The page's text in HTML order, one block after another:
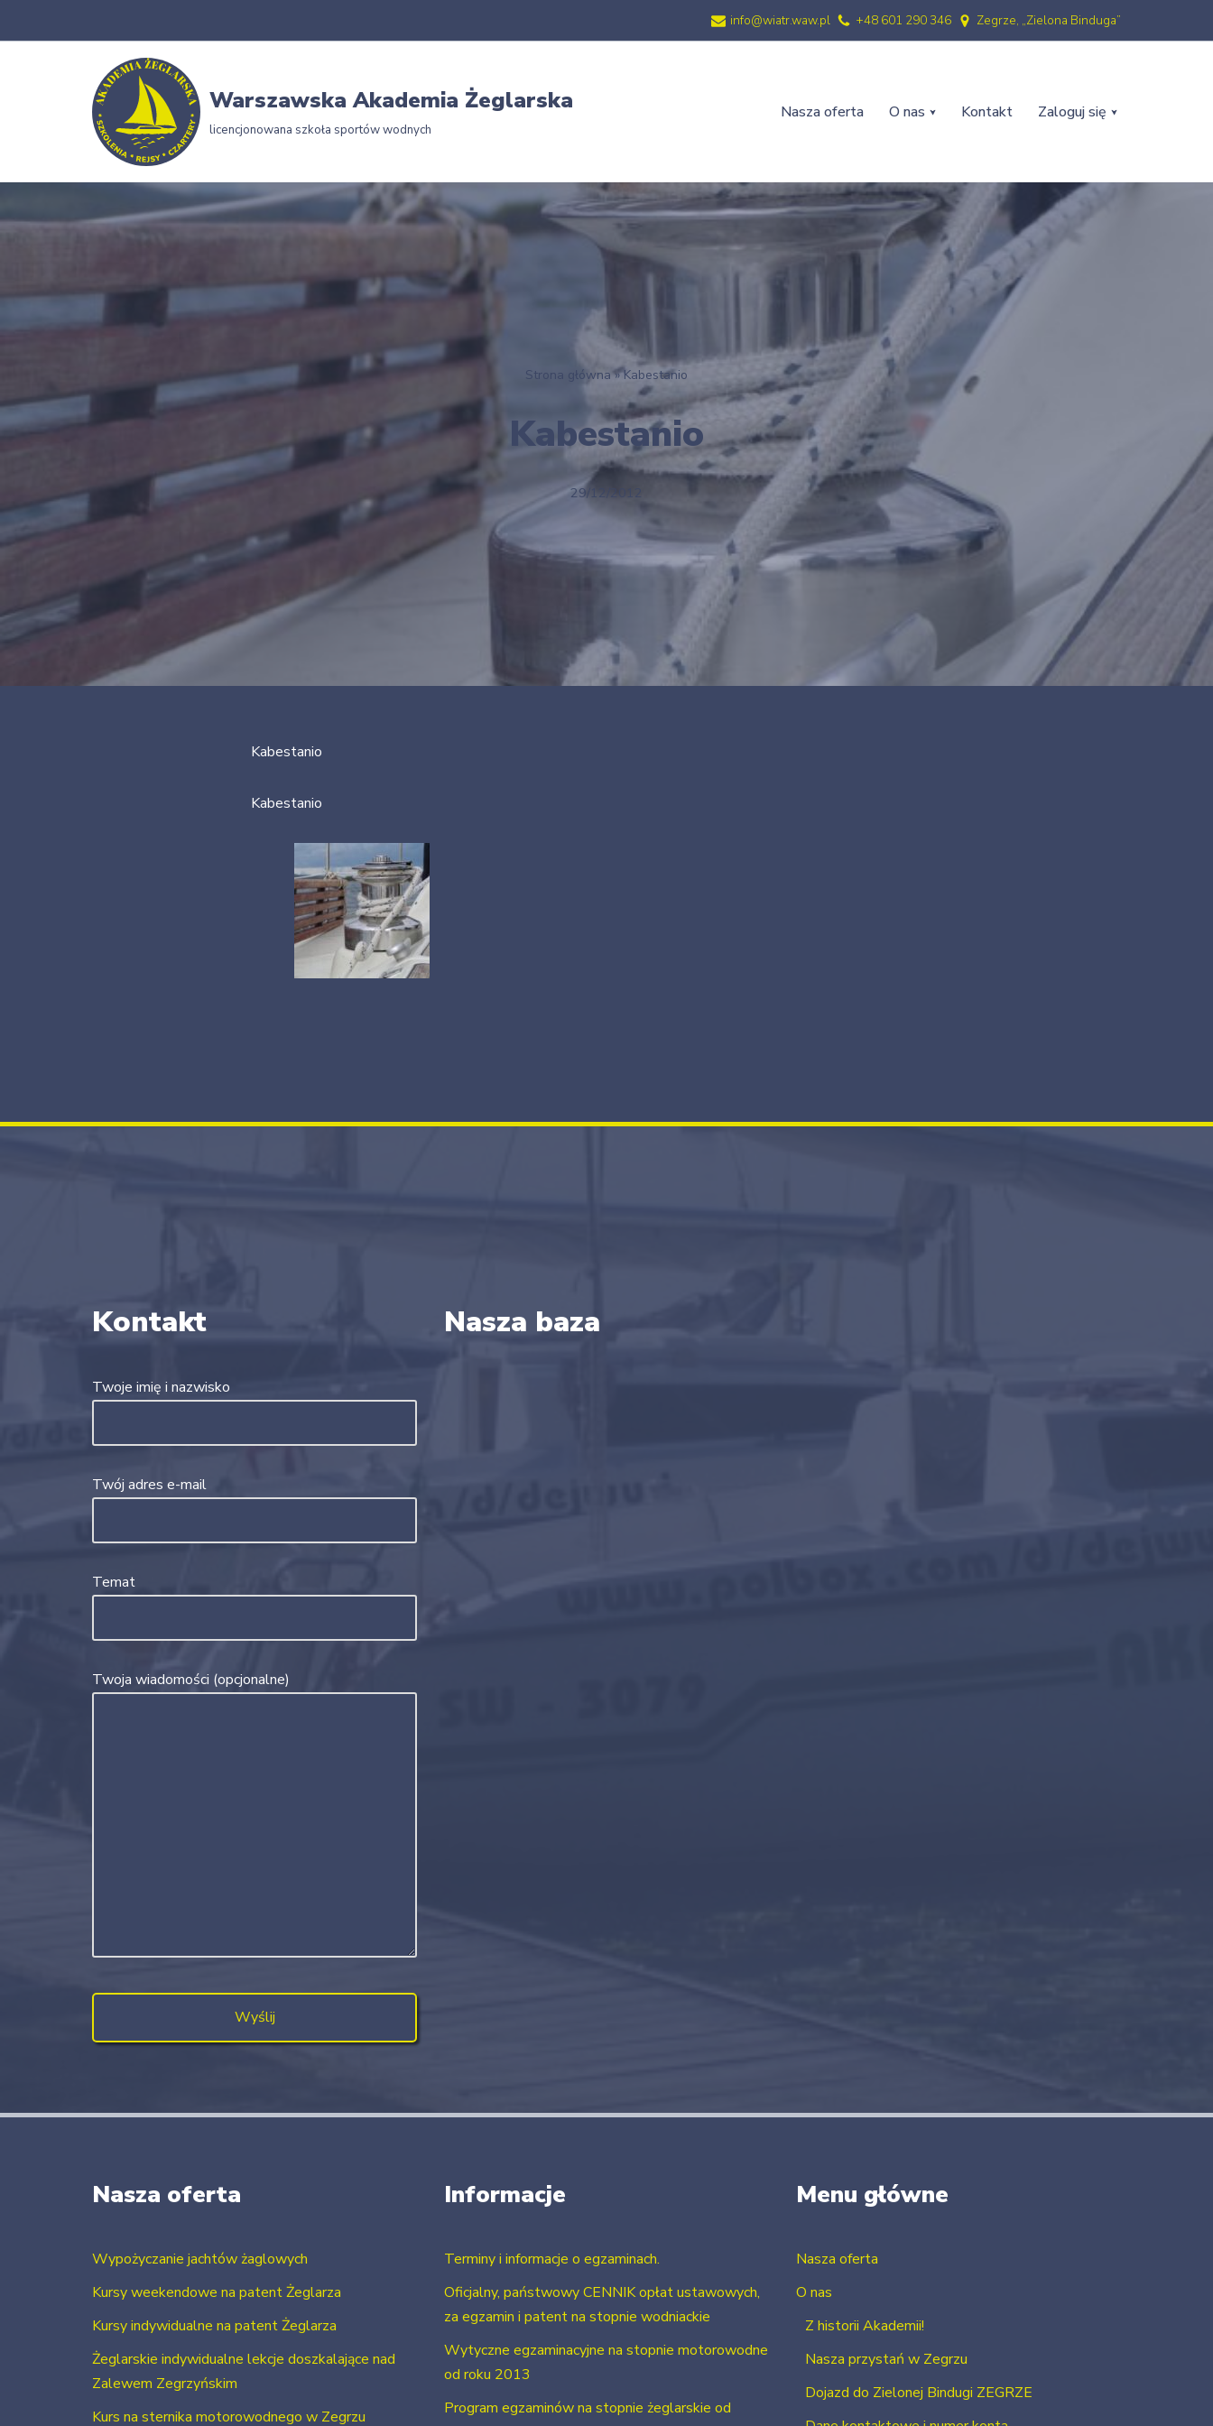
info@wiatr.waw.pl +48 601 290 346 Zegrze, „Zielona Binduga”
Warszawska Akademia Żeglarska
licencjonowana szkoła sportów wodnych
Nasza oferta O nas Kontakt Zaloguj się
Strona główna»Kabestanio
Kabestanio
29/12/2012
Kabestanio
Kabestanio
Kontakt
Twoje imię i nazwisko
Twój adres e-mail
Temat
Twoja wiadomości (opcjonalne)
Nasza baza
Nasza oferta
Wypożyczanie jachtów żaglowych
Kursy weekendowe na patent Żeglarza
Kursy indywidualne na patent Żeglarza
Żeglarskie indywidualne lekcje doszkalające nad
Zalewem Zegrzyńskim
Kurs na sternika motorowodnego w Zegrzu
Informacje
Terminy i informacje o egzaminach.
Oficjalny, państwowy CENNIK opłat ustawowych,
za egzamin i patent na stopnie wodniackie
Wytyczne egzaminacyjne na stopnie motorowodne
od roku 2013
Program egzaminów na stopnie żeglarskie od
Menu główne
Nasza oferta
O nas
Z historii Akademii!
Nasza przystań w Zegrzu
Dojazd do Zielonej Bindugi ZEGRZE